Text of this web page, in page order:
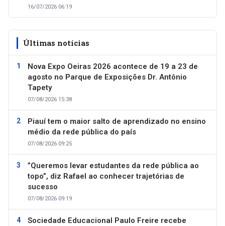
16/07/2026 06:19
Últimas notícias
Nova Expo Oeiras 2026 acontece de 19 a 23 de
agosto no Parque de Exposições Dr. Antônio
Tapety
07/08/2026 15:38
Piauí tem o maior salto de aprendizado no ensino
médio da rede pública do país
07/08/2026 09:25
”Queremos levar estudantes da rede pública ao
topo”, diz Rafael ao conhecer trajetórias de
sucesso
07/08/2026 09:19
Sociedade Educacional Paulo Freire recebe